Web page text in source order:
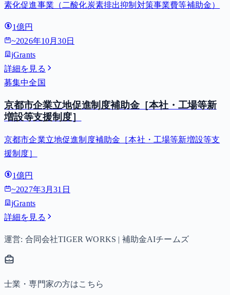
素化促進事業（二酸化炭素排出抑制対策事業費等補助金）
1億円
~2026年10月30日
jGrants
詳細を見る
募集中全国
京都市企業立地促進制度補助金［本社・工場等新
増設等支援制度］
京都市企業立地促進制度補助金［本社・工場等新増設等支
援制度］
1億円
~2027年3月31日
jGrants
詳細を見る
運営: 合同会社TIGER WORKS | 補助金AIチームズ
士業・専門家の方はこちら